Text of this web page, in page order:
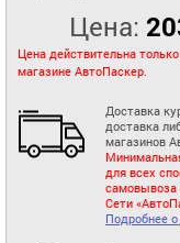
Цена:
Цена действительна
магазине АвтоПаскер.
Доставка
доставка
магазинов
для всех
самовывоза
Сети
Подробнее